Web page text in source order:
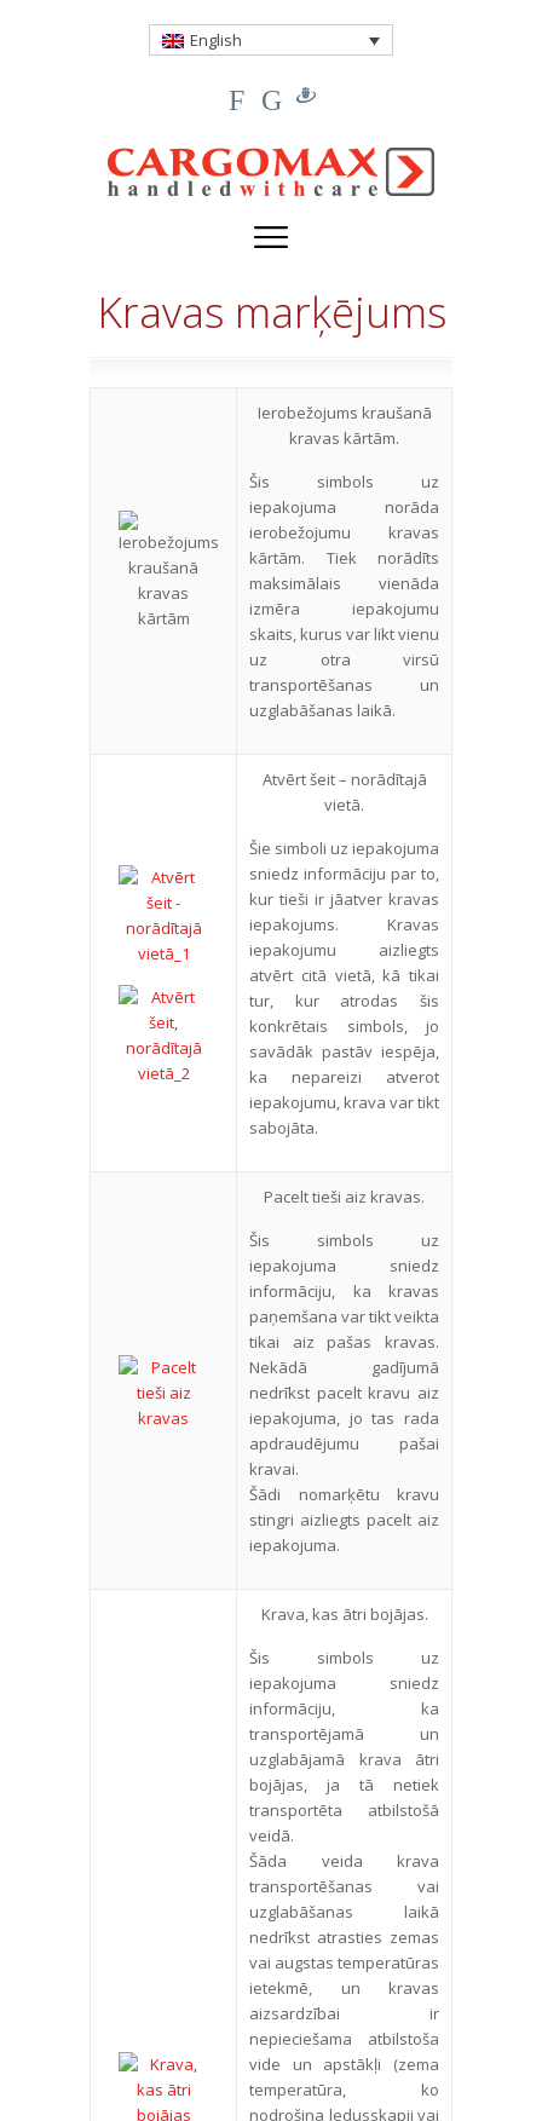
English
F G
Kravas marķējums
Ierobežojums kraušanā
kravas kārtām.
Šis simbols uz
iepakojuma norāda
ierobežojumu kravas
kārtām. Tiek norādīts
maksimālais vienāda
izmēra iepakojumu
skaits, kurus var likt vienu
uz otra virsū
transportēšanas un
uzglabāšanas laikā.
Atvērt šeit – norādītajā
vietā.
Šie simboli uz iepakojuma
sniedz informāciju par to,
kur tieši ir jāatver kravas
iepakojums. Kravas
iepakojumu aizliegts
atvērt citā vietā, kā tikai
tur, kur atrodas šis
konkrētais simbols, jo
savādāk pastāv iespēja,
ka nepareizi atverot
iepakojumu, krava var tikt
sabojāta.
Pacelt tieši aiz kravas.
Šis simbols uz
iepakojuma sniedz
informāciju, ka kravas
paņemšana var tikt veikta
tikai aiz pašas kravas.
Nekādā gadījumā
nedrīkst pacelt kravu aiz
iepakojuma, jo tas rada
apdraudējumu pašai
kravai.
Šādi nomarķētu kravu
stingri aizliegts pacelt aiz
iepakojuma.
Krava, kas ātri bojājas.
Šis simbols uz
iepakojuma sniedz
informāciju, ka
transportējamā un
uzglabājamā krava ātri
bojājas, ja tā netiek
transportēta atbilstošā
veidā.
Šāda veida krava
transportēšanas vai
uzglabāšanas laikā
nedrīkst atrasties zemas
vai augstas temperatūras
ietekmē, un kravas
aizsardzībai ir
nepieciešama atbilstoša
vide un apstākļi (zema
temperatūra, ko
nodrošina ledusskapji vai